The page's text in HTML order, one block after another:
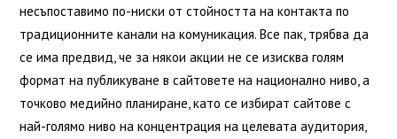
несъпоставимо по-ниски от стойността на контакта по
традиционните канали на комуникация. Все пак, трябва да
се има предвид, че за някои акции не се изисква голям
формат на публикуване в сайтовете на национално ниво, а
точково медийно планиране, като се избират сайтове с
най-голямо ниво на концентрация на целевата аудитория,